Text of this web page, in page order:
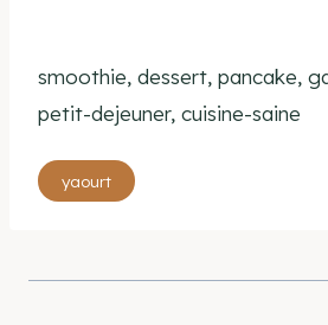
smoothie, dessert, pancake,
petit-dejeuner, cuisine-saine
Étiquettes
de
publication :
yaourt